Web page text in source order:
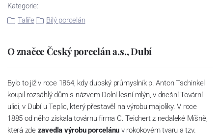
Kategorie:
Talíře
Bílý porcelán
O značce Český porcelán a.s., Dubí
Bylo to již v roce 1864, kdy dubský průmyslník p. Anton Tschinkel
koupil rozsáhlý dům s názvem Dolní lesní mlýn, v dnešní Tovární
ulici, v Dubí u Teplic, který přestavěl na výrobu majoliky. V roce
1885 od něho získala továrnu firma C. Teichert z nedaleké Míšně,
která zdezavedla výrobu porcelánu v rokokovém tvaru a tzv.